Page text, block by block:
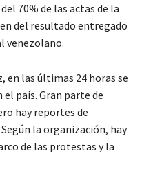
70% de las actas de la
del resultado entregado
venezolano.
en las últimas 24 horas se
país. Gran parte de
hay reportes de
la organización, hay
de las protestas y la